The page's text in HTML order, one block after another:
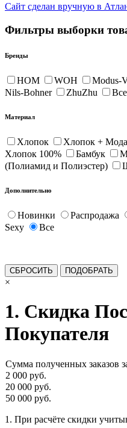
Сайт сделан вручную в
Фильтры выборки
Бренды
HOM WOH Modus-
Nils-Bohner
ZhuZhu Все
Материал
Хлопок Хлопок +
Хлопок 100%
Бамбук
(Полиамид и Полиэстер)
Дополнительно
Новинки Распродажа
Sexy
Все
×
1. Скидка
Покупателя
Сумма полученных заказов
2 000 руб.
20 000 руб.
50 000 руб.
1. При расчёте скидки